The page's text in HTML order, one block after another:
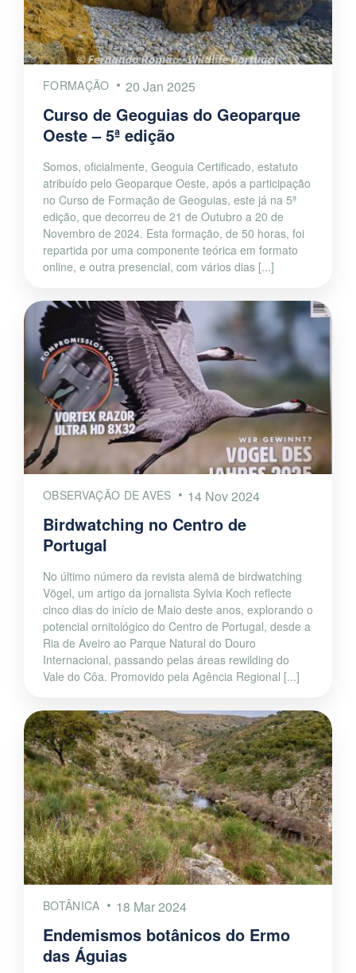
FORMAÇÃO 20 Jan 2025
Curso de Geoguias do Geoparque
Oeste – 5ª edição
Somos, oficialmente, Geoguia Certificado, estatuto
atribuído pelo Geoparque Oeste, após a participação
no Curso de Formação de Geoguias, este já na 5ª
edição, que decorreu de 21 de Outubro a 20 de
Novembro de 2024. Esta formação, de 50 horas, foi
repartida por uma componente teórica em formato
online, e outra presencial, com vários dias [...]
OBSERVAÇÃO DE AVES 14 Nov 2024
Birdwatching no Centro de
Portugal
No último número da revista alemã de birdwatching
Vögel, um artigo da jornalista Sylvia Koch reflecte
cinco dias do início de Maio deste anos, explorando o
potencial ornitológico do Centro de Portugal, desde a
Ria de Aveiro ao Parque Natural do Douro
Internacional, passando pelas áreas rewilding do
Vale do Côa. Promovido pela Agência Regional [...]
BOTÂNICA 18 Mar 2024
Endemismos botânicos do Ermo
das Águias